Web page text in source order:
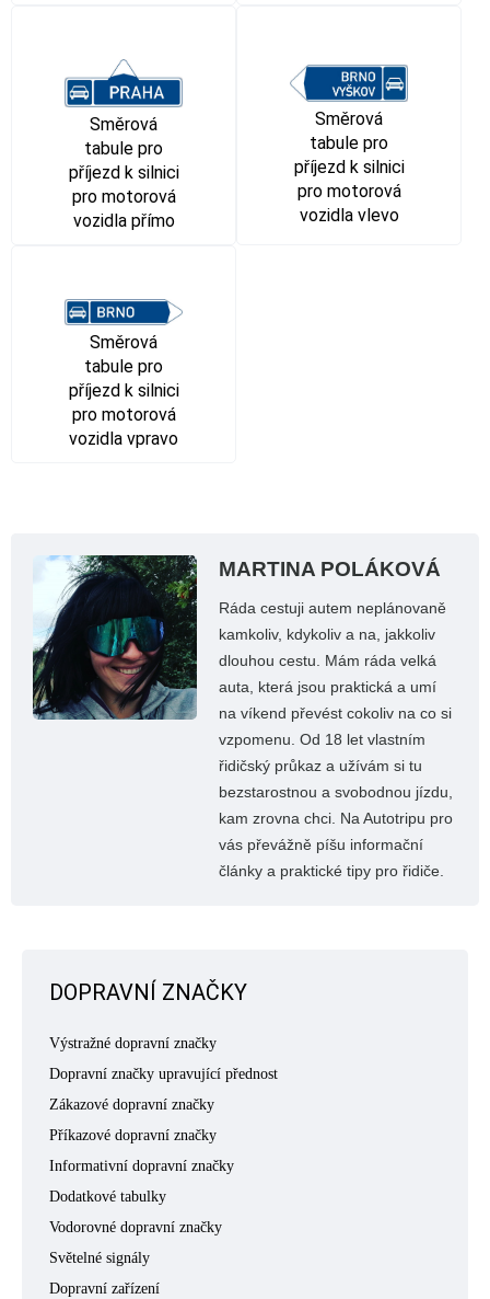
Směrová
tabule pro
příjezd k silnici
pro motorová
vozidla přímo
Směrová
tabule pro
příjezd k silnici
pro motorová
vozidla vlevo
Směrová
tabule pro
příjezd k silnici
pro motorová
vozidla vpravo
MARTINA POLÁKOVÁ
Ráda cestuji autem neplánovaně
kamkoliv, kdykoliv a na, jakkoliv
dlouhou cestu. Mám ráda velká
auta, která jsou praktická a umí
na víkend převést cokoliv na co si
vzpomenu. Od 18 let vlastním
řidičský průkaz a užívám si tu
bezstarostnou a svobodnou jízdu,
kam zrovna chci. Na Autotripu pro
vás převážně píšu informační
články a praktické tipy pro řidiče.
DOPRAVNÍ ZNAČKY
Výstražné dopravní značky
Dopravní značky upravující přednost
Zákazové dopravní značky
Příkazové dopravní značky
Informativní dopravní značky
Dodatkové tabulky
Vodorovné dopravní značky
Světelné signály
Dopravní zařízení